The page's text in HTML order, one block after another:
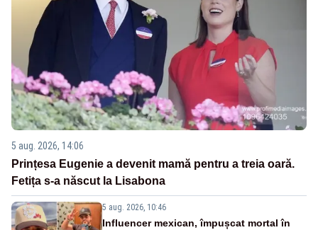
5 aug. 2026, 14:06
Prințesa Eugenie a devenit mamă pentru a treia oară.
Fetița s-a născut la Lisabona
5 aug. 2026, 10:46
Influencer mexican, împușcat mortal în